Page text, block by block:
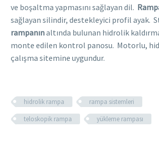
ve boşaltma yapmasını sağlayan dil.
sağlayan silindir, destekleyici profil ayak.
rampanınaltında bulunan hidrolik
monte edilen kontrol panosu. Motorlu,
çalışma sitemine uygundur.
hidrolik rampa
rampa sistemleri
teloskopik rampa
yükleme rampası